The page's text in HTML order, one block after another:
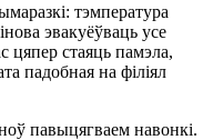
тэмпература
эвакуёўваць усе
цяпер стаяць памэла,
падобная на філіял
павыцягваем навонкі.